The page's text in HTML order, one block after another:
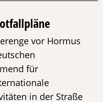
vor Hormus
für
in der Straße